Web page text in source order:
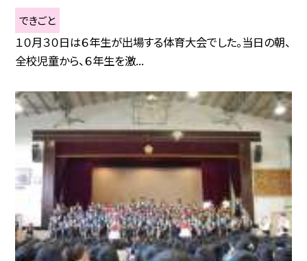
できごと
１０月３０日は６年生が出場する体育大会でした。当日の朝、
全校児童から、６年生を激...